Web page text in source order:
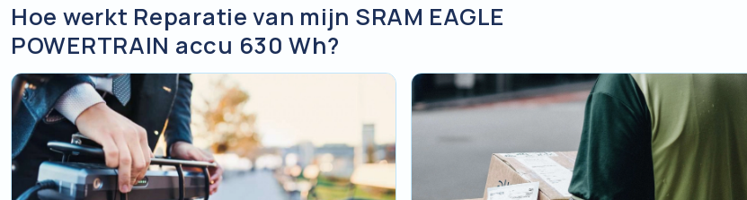
Hoe werkt Reparatie van mijn SRAM EAGLE
POWERTRAIN accu 630 Wh?